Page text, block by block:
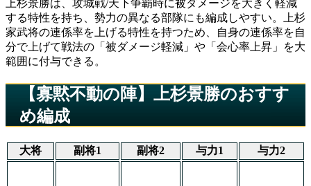
上杉景勝は、攻城戦/天下争覇時に被ダメージを大きく軽減
する特性を持ち、勢力の異なる部隊にも編成しやすい。上杉
家武将の連係率を上げる特性を持つため、自身の連係率を自
分で上げて戦法の「被ダメージ軽減」や「会心率上昇」を大
範囲に付与できる。
【寡黙不動の陣】上杉景勝のおすす
め編成
大将 副将1 副将2 与力1 与力2